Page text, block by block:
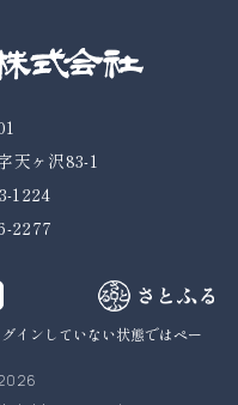
天ヶ沢83-1
1224
2277
インしていない状態ではペー